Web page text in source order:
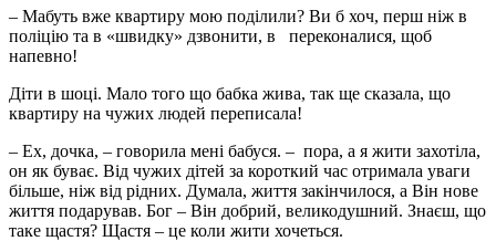
– Мабуть вже квартиру мою поділили? Ви б хоч, перш ніж в
поліцію та в «швидку» дзвонити, в переконалися, щоб
напевно!
Діти в шоці. Мало того що бабка жива, так ще сказала, що
квартиру на чужих людей переписала!
– Ех, дочка, – говорила мені бабуся. – пора, а я жити захотіла,
он як буває. Від чужих дітей за короткий час отримала уваги
більше, ніж від рідних. Думала, життя закінчилося, а Він нове
життя подарував. Бог – Він добрий, великодушний. Знаєш, що
таке щастя? Щастя – це коли жити хочеться.